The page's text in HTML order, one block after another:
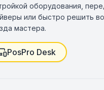
оборудования,
или быстро решить
мастера.
PosPro Desk